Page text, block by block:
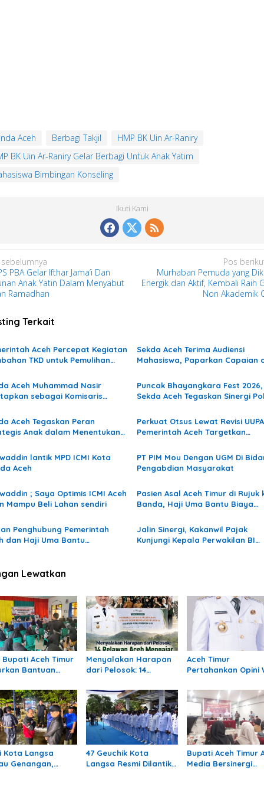
Aceh Berbagi Takjil
HMP BK Uin Ar-Raniry
BK Uin Ar-Raniry Gelar Berbagi Untuk Anak Yatim
Bimbingan Konseling
Ikuti Kami
PBA Gelar Ifthar Jama’i Dan
Anak Yatin Dalam Menyabut
Ramadhan
Pos
Murhaban Pemuda yang
Energik dan Aktif, Kembali Raih
Non Akademik
Terkait
Aceh Percepat Kegiatan
TKD untuk Pemulihan
Sekda Aceh Terima Audiensi
Mahasiswa, Paparkan Capaian
Pascabencana
Aceh Muhammad Nasir
sebagai Komisaris
Puncak Bhayangkara Fest 2026,
Sekda Aceh Tegaskan Sinergi
Aceh Tegaskan Peran
Anak dalam Menentukan
Perkuat Otsus Lewat Revisi
Pemerintah Aceh Targetkan
pada 2030
lantik MPD ICMI Kota
Aceh
PT PIM Mou Dengan UGM Di
Pengabdian Masyarakat
; Saya Optimis ICMI Aceh
Mampu Beli Lahan sendiri
Pasien Asal Aceh Timur di Rujuk
Banda, Haji Uma Bantu Biaya
Penghubung Pemerintah
dan Haji Uma Bantu
Jalin Sinergi, Kakanwil Pajak
Kunjungi Kepala Perwakilan BI
Lewatkan
Bupati Aceh Timur
Bantuan
Banjir di
Menyalakan Harapan
dari Pelosok: 14
Mengajar Mengabdi di
Pedalaman Aceh
Tamiang
Aceh Timur
Pertahankan Opini
Kota Langsa
Genangan,
47 Geuchik Kota
Langsa Resmi Dilantik,
Bupati Aceh Timur
Media Bersinergi